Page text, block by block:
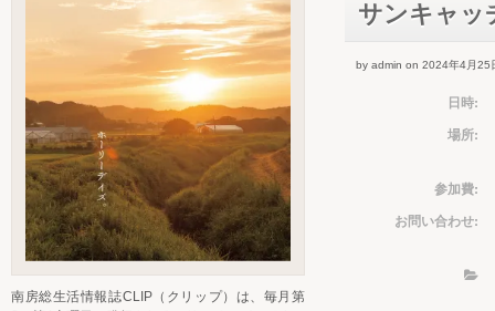
サンキャッ
by admin on 2024年4月25
日時:
場所:
参加費:
お問い合わせ:
南房総生活情報誌CLIP（クリップ）は、毎月第